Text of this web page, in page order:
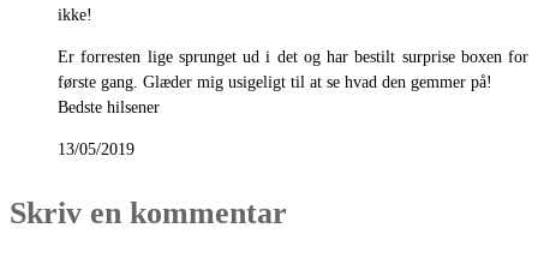
ikke!
Er forresten lige sprunget ud i det og har bestilt surprise boxen for
første gang. Glæder mig usigeligt til at se hvad den gemmer på!
Bedste hilsener
13/05/2019
Skriv en kommentar